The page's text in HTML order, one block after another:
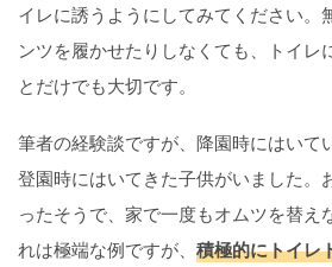
イレに誘うようにしてみてください。
ンツを履かせたりしなくても、トイレ
とだけでも大切です。
筆者の経験談ですが、降園時にはいて
登園時にはいてきた子供がいました。
ったそうで、家で一度もオムツを替
れは極端な例ですが、 積極的にトイレ